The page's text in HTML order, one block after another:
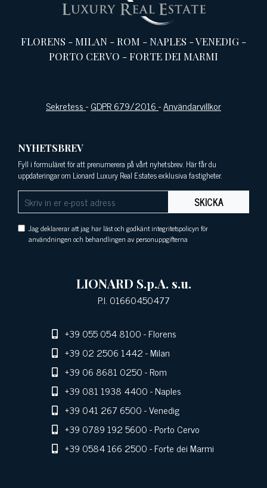
FLORENS -MILAN -ROM -NAPLES -VENEDIG -
PORTO CERVO -FORTE DEI MARMI
Sekretess-GDPR 679/2016-Användarvillkor
NYHETSBREV
Fyll i formuläret för att prenumerera på vårt nyhetsbrev. Här får du
uppdateringar om Lionard Luxury Real Estates exklusiva fastigheter.
SKICKA
Jag deklarerar att jag har läst och godkänt integritetspolicyn för
användningen och behandlingen av personuppgifterna
LIONARD S.p.A. s.u.
P.I. 01660450477
+39 055 054 8100- Florens
+39 02 2506 1442- Milan
+39 06 8681 0250- Rom
+39 081 1938 4400- Naples
+39 041 267 6500- Venedig
+39 0789 192 5600- Porto Cervo
+39 0584 166 2500- Forte dei Marmi